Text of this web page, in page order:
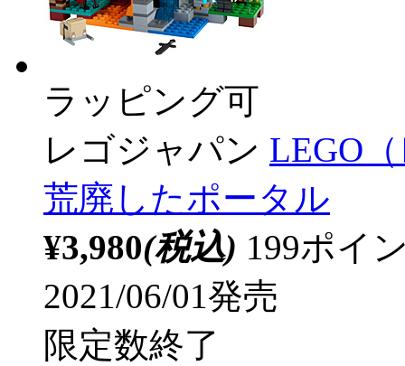
ラッピング可
レゴジャパン LEGO
荒廃したポータル
¥3,980(税込) 199ポイ
2021/06/01発売
限定数終了